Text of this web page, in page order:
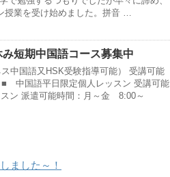
授業を受け始めました。拼音 …
短期中国語コース募集中
中国語又HSK受験指導可能） 受講可能
中国語平日限定個人レッスン 受講可能
ン 派遣可能時間：月～金 8:00～
ました～！